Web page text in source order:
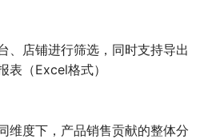
、店铺进行筛选，同时支持导出
表（Excel格式）
维度下，产品销售贡献的整体分